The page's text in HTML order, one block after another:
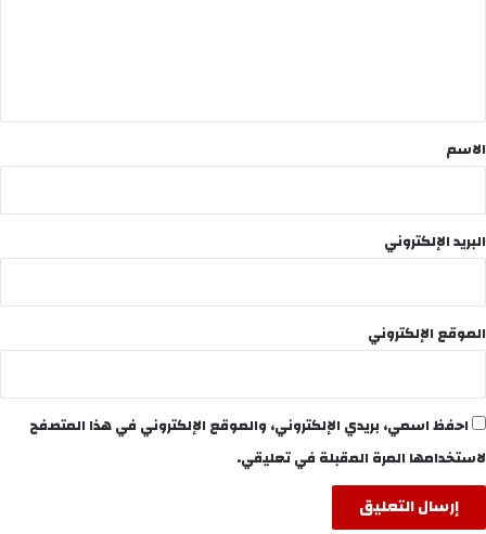
*
الاسم
البريد الإلكتروني
الموقع الإلكتروني
احفظ اسمي، بريدي الإلكتروني، والموقع الإلكتروني في هذا المتصفح
لاستخدامها المرة المقبلة في تعليقي.